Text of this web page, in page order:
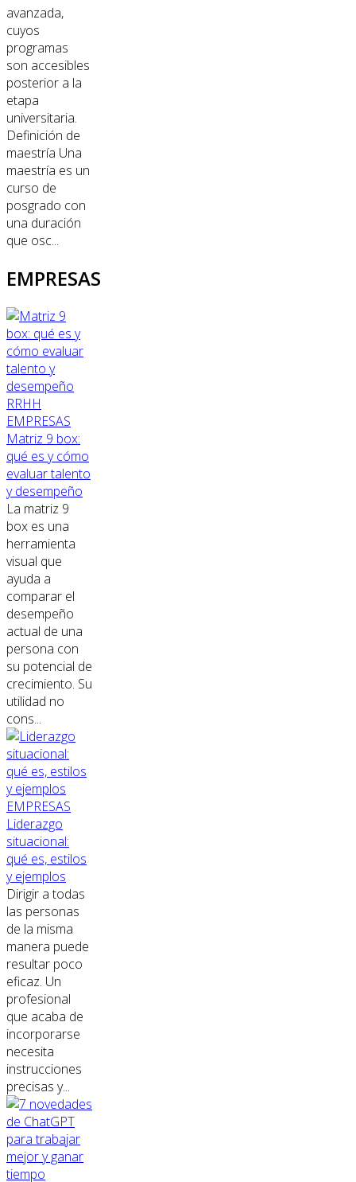
avanzada,
cuyos
programas
son accesibles
posterior a la
etapa
universitaria.
Definición de
maestría Una
maestría es un
curso de
posgrado con
una duración
que osc...
EMPRESAS
RRHH
EMPRESAS
Matriz 9 box:
qué es y cómo
evaluar talento
y desempeño
La matriz 9
box es una
herramienta
visual que
ayuda a
comparar el
desempeño
actual de una
persona con
su potencial de
crecimiento. Su
utilidad no
cons...
EMPRESAS
Liderazgo
situacional:
qué es, estilos
y ejemplos
Dirigir a todas
las personas
de la misma
manera puede
resultar poco
eficaz. Un
profesional
que acaba de
incorporarse
necesita
instrucciones
precisas y...